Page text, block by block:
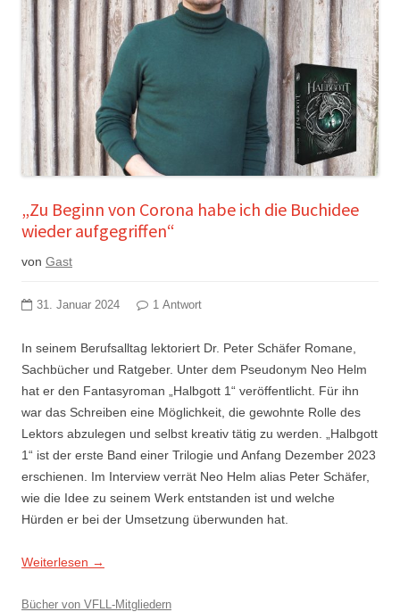
„Zu Beginn von Corona habe ich die Buchidee
wieder aufgegriffen“
von Gast
31. Januar 2024 1 Antwort
In seinem Berufsalltag lektoriert Dr. Peter Schäfer Romane,
Sachbücher und Ratgeber. Unter dem Pseudonym Neo Helm
hat er den Fantasyroman „Halbgott 1“ veröffentlicht. Für ihn
war das Schreiben eine Möglichkeit, die gewohnte Rolle des
Lektors abzulegen und selbst kreativ tätig zu werden. „Halbgott
1“ ist der erste Band einer Trilogie und Anfang Dezember 2023
erschienen. Im Interview verrät Neo Helm alias Peter Schäfer,
wie die Idee zu seinem Werk entstanden ist und welche
Hürden er bei der Umsetzung überwunden hat.
Weiterlesen →
Bücher von VFLL-Mitgliedern